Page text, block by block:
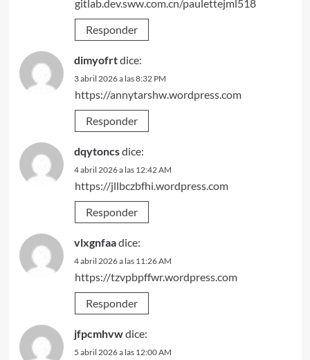
gitlab.dev.sww.com.cn/paulettejml518
Responder
dimyofrtdice:
3 abril 2026 a las 8:32 PM
https://annytarshw.wordpress.com
Responder
dqytoncsdice:
4 abril 2026 a las 12:42 AM
https://jllbczbfhi.wordpress.com
Responder
vlxgnfaadice:
4 abril 2026 a las 11:26 AM
https://tzvpbpffwr.wordpress.com
Responder
jfpcmhvwdice:
5 abril 2026 a las 12:00 AM